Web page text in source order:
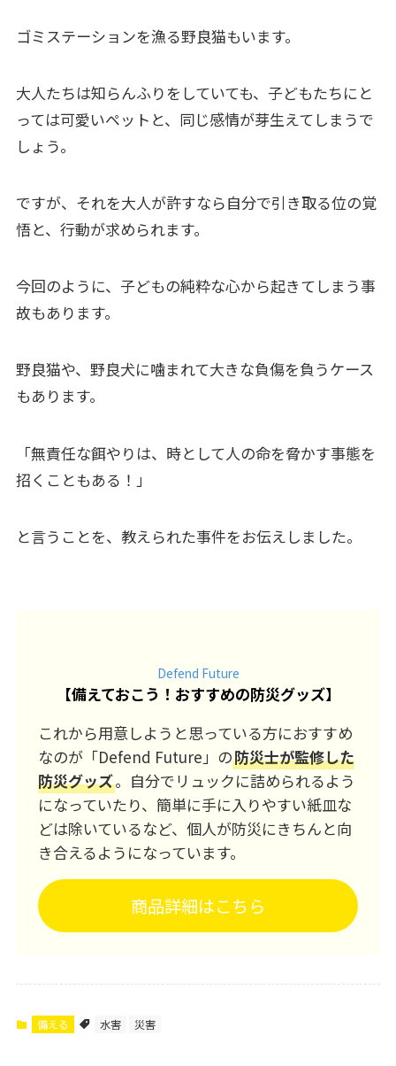
ゴミステーションを漁る野良猫もいます。
大人たちは知らんふりをしていても、子どもたちにと
っては可愛いペットと、同じ感情が芽生えてしまうで
しょう。
ですが、それを大人が許すなら自分で引き取る位の覚
悟と、行動が求められます。
今回のように、子どもの純粋な心から起きてしまう事
故もあります。
野良猫や、野良犬に噛まれて大きな負傷を負うケース
もあります。
「無責任な餌やりは、時として人の命を脅かす事態を
招くこともある！」
と言うことを、教えられた事件をお伝えしました。
Defend Future
【備えておこう！おすすめの防災グッズ】
これから用意しようと思っている方におすすめ
なのが「Defend Future」の防災士が監修した
防災グッズ。自分でリュックに詰められるよう
になっていたり、簡単に手に入りやすい紙皿な
どは除いているなど、個人が防災にきちんと向
き合えるようになっています。
商品詳細はこちら
備える 水害 災害